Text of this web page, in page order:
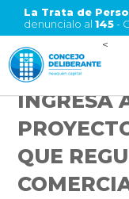
La Trata de
denuncialo al 145-
<
INGRESA
QUE